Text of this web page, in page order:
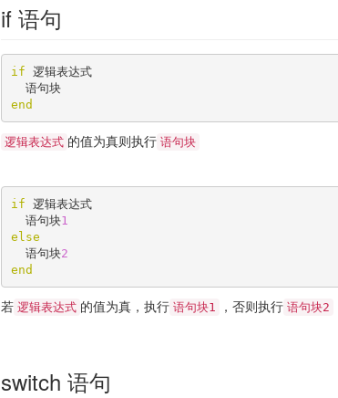
if 语句
if 逻辑表达式
  语句块
end
逻辑表达式 的值为真则执行 语句块
if 逻辑表达式
  语句块
1
else
  语句块
2
end
若 逻辑表达式 的值为真，执行 语句块1 ，否则执行 语句块2
switch 语句